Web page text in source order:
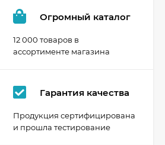
Огромный каталог
12 000 товаров в
ассортименте магазина
Гарантия качества
Продукция сертифицирована
и прошла тестирование